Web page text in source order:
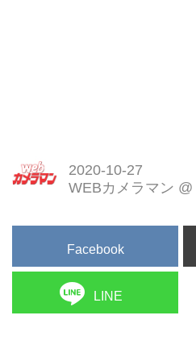
2020-10-27
WEBカメラマン @
Facebook
LINE